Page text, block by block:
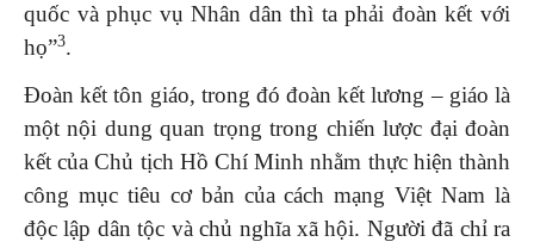
quốc và phục vụ Nhân dân thì ta phải đoàn kết với
họ”3.
Đoàn kết tôn giáo, trong đó đoàn kết lương – giáo là
một nội dung quan trọng trong chiến lược đại đoàn
kết của Chủ tịch Hồ Chí Minh nhằm thực hiện thành
công mục tiêu cơ bản của cách mạng Việt Nam là
độc lập dân tộc và chủ nghĩa xã hội. Người đã chỉ ra